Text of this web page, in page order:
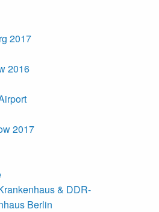
2017
2016
2017
& DDR-
Berlin